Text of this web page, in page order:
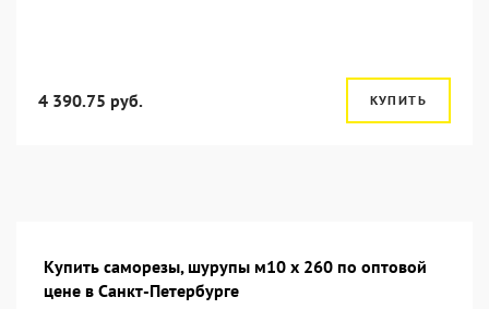
4 390.75 руб. КУПИТЬ
Купить саморезы, шурупы м10 х 260 по оптовой
цене в Санкт-Петербурге